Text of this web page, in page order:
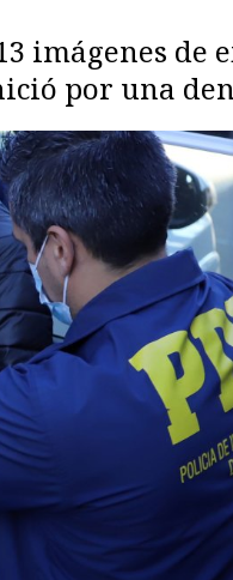
imágenes de
por una